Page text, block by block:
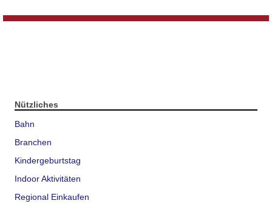
Nützliches
Bahn
Branchen
Kindergeburtstag
Indoor Aktivitäten
Regional Einkaufen